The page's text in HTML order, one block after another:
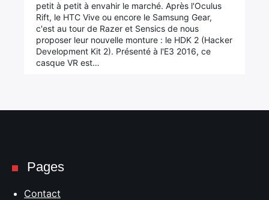
petit à petit à envahir le marché. Après l'Oculus
Rift, le HTC Vive ou encore le Samsung Gear,
c'est au tour de Razer et Sensics de nous
proposer leur nouvelle monture : le HDK 2 (Hacker
Development Kit 2). Présenté à l'E3 2016, ce
casque VR est…
Pages
Contact